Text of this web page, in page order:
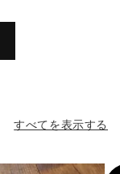
すべてを表示する